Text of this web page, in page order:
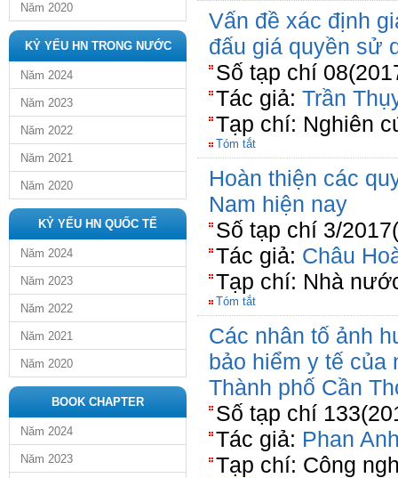
Năm 2020
KỶ YẾU HN TRONG NƯỚC
Năm 2024
Năm 2023
Năm 2022
Năm 2021
Năm 2020
KỶ YẾU HN QUỐC TẾ
Năm 2024
Năm 2023
Năm 2022
Năm 2021
Năm 2020
BOOK CHAPTER
Năm 2024
Năm 2023
Vấn đề xác định
đấu giá quyền sử
Số tạp chí
Tác giả: Trần
Tạp chí: Nghiên
Tóm tắt
Hoàn thiện các
Nam hiện nay
Số tạp chí 3/
Tác giả: Châu
Tạp chí: Nhà
Tóm tắt
Các nhân tố ảnh
bảo hiểm y tế của
Thành phố Cần
Số tạp chí
Tác giả: Phan
Tạp chí: Công